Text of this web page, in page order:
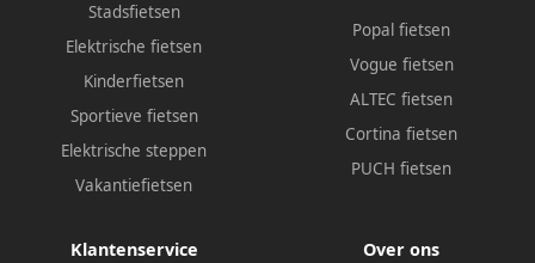
Stadsfietsen
Elektrische fietsen
Kinderfietsen
Sportieve fietsen
Elektrische steppen
Vakantiefietsen
Popal fietsen
Vogue fietsen
ALTEC fietsen
Cortina fietsen
PUCH fietsen
Klantenservice Over ons